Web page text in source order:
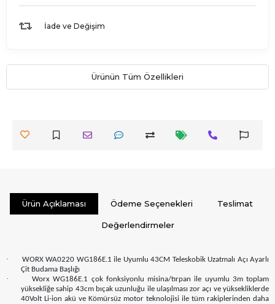
İade ve Değişim
Ürünün Tüm Özellikleri
Ürün Açıklaması Ödeme Seçenekleri Teslimat
Değerlendirmeler
·
WORX WA0220 WG186E.1 ile Uyumlu 43CM Teleskobik Uzatmalı Açı Ayarlı
Çit Budama Başlığı
·
Worx WG186E.1 çok fonksiyonlu misina/tırpan ile uyumlu 3m toplam
yüksekliğe sahip 43cm bıçak uzunluğu ile ulaşılması zor açı ve yüksekliklerde
40Volt Li-ion akü ve Kömürsüz motor teknolojisi ile tüm rakiplerinden daha